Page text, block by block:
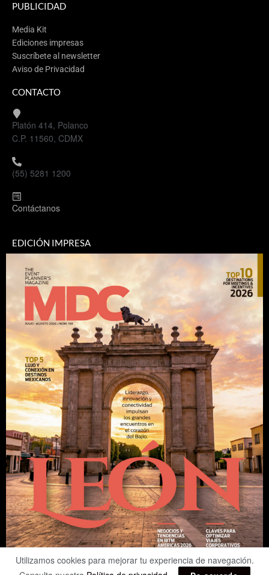
PUBLICIDAD
Media Kit
Ediciones impresas
Suscríbete al newsletter
Aviso de Privacidad
CONTACTO
Platón 414, Polanco
C.P. 11560, CDMX
(55) 5281 1200
Contáctanos
EDICIÓN IMPRESA
Utilizamos cookies para mejorar tu experiencia de navegación.